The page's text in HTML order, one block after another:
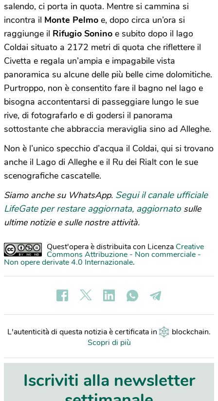
salendo, ci porta in quota. Mentre si cammina si
incontra il Monte Pelmo e, dopo circa un’ora si
raggiunge il Rifugio Sonino e subito dopo il lago
Coldai situato a 2172 metri di quota che riflettere il
Civetta e regala un’ampia e impagabile vista
panoramica su alcune delle più belle cime dolomitiche.
Purtroppo, non è consentito fare il bagno nel lago e
bisogna accontentarsi di passeggiare lungo le sue
rive, di fotografarlo e di godersi il panorama
sottostante che abbraccia meraviglia sino ad Alleghe.
Non è l’unico specchio d’acqua il Coldai, qui si trovano
anche il Lago di Alleghe e il Ru dei Rialt con le sue
scenografiche cascatelle.
Siamo anche su WhatsApp. Segui il canale ufficiale
LifeGate per restare aggiornata, aggiornato sulle
ultime notizie e sulle nostre attività.
Quest'opera è distribuita con Licenza Creative
Commons Attribuzione - Non commerciale -
Non opere derivate 4.0 Internazionale.
L'autenticità di questa notizia è certificata in blockchain.
Scopri di più
Iscriviti alla newsletter